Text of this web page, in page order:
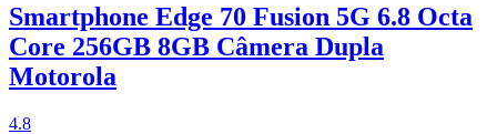
Smartphone Edge 70 Fusion 5G 6.8 Octa
Core 256GB 8GB Câmera Dupla
Motorola
4.8